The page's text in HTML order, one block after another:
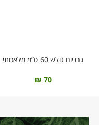
גרניום גולש 60 ס”מ מלאכותי
₪ 70